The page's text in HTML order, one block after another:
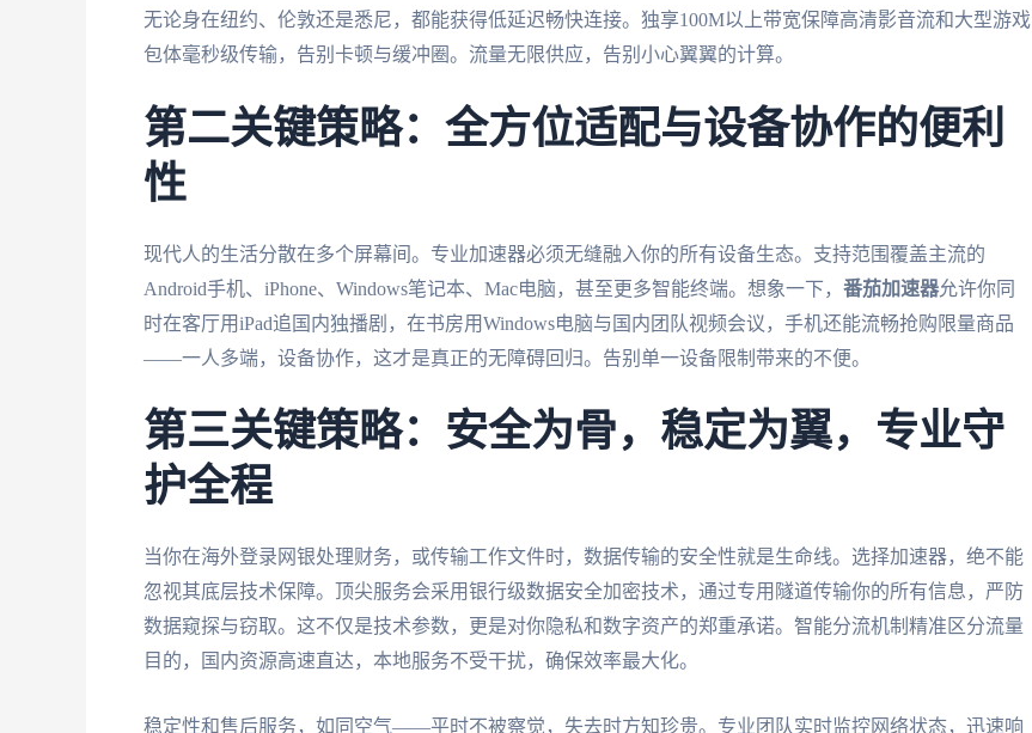
无论身在纽约、伦敦还是悉尼，都能获得低延迟畅快连接。独享100M以上带宽保障高清影音流和大型游戏
包体毫秒级传输，告别卡顿与缓冲圈。流量无限供应，告别小心翼翼的计算。
第二关键策略：全方位适配与设备协作的便利
性
现代人的生活分散在多个屏幕间。专业加速器必须无缝融入你的所有设备生态。支持范围覆盖主流的
Android手机、iPhone、Windows笔记本、Mac电脑，甚至更多智能终端。想象一下， 番茄加速器允许你同
时在客厅用iPad追国内独播剧，在书房用Windows电脑与国内团队视频会议，手机还能流畅抢购限量商品
——一人多端，设备协作，这才是真正的无障碍回归。告别单一设备限制带来的不便。
第三关键策略：安全为骨，稳定为翼，专业守
护全程
当你在海外登录网银处理财务，或传输工作文件时，数据传输的安全性就是生命线。选择加速器，绝不能
忽视其底层技术保障。顶尖服务会采用银行级数据安全加密技术，通过专用隧道传输你的所有信息，严防
数据窥探与窃取。这不仅是技术参数，更是对你隐私和数字资产的郑重承诺。智能分流机制精准区分流量
目的，国内资源高速直达，本地服务不受干扰，确保效率最大化。
稳定性和售后服务，如同空气——平时不被察觉，失去时方知珍贵。专业团队实时监控网络状态，迅速响